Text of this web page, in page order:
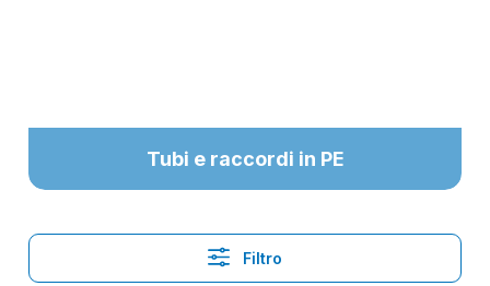
Tubi e raccordi in PE
Filtro